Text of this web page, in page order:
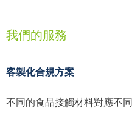
我們的服務
客製化合規方案
不同的食品接觸材料對應不